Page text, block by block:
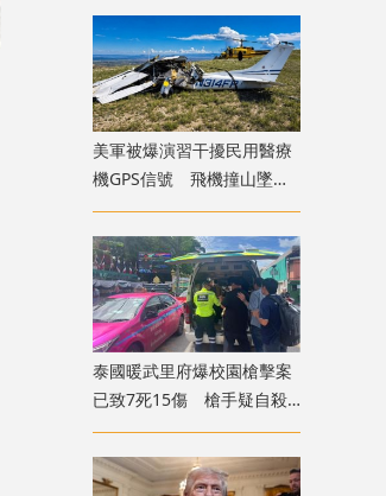
美軍被爆演習干擾民用醫療
機GPS信號 飛機撞山墜毀
致4死
泰國暖武里府爆校園槍擊案
已致7死15傷 槍手疑自殺
身亡